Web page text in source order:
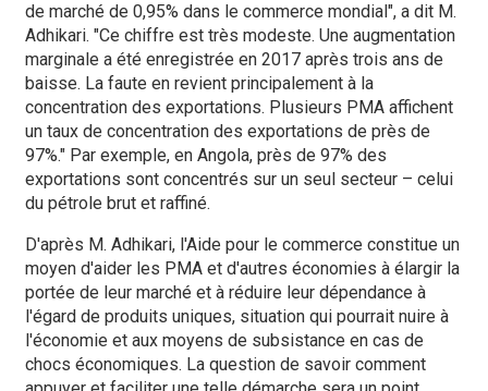
de marché de 0,95% dans le commerce mondial", a dit M.
Adhikari. "Ce chiffre est très modeste. Une augmentation
marginale a été enregistrée en 2017 après trois ans de
baisse. La faute en revient principalement à la
concentration des exportations. Plusieurs PMA affichent
un taux de concentration des exportations de près de
97%." Par exemple, en Angola, près de 97% des
exportations sont concentrés sur un seul secteur – celui
du pétrole brut et raffiné.
D'après M. Adhikari, l'Aide pour le commerce constitue un
moyen d'aider les PMA et d'autres économies à élargir la
portée de leur marché et à réduire leur dépendance à
l'égard de produits uniques, situation qui pourrait nuire à
l'économie et aux moyens de subsistance en cas de
chocs économiques. La question de savoir comment